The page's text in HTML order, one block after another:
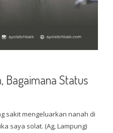
Bagaimana Status
sakit mengeluarkan nanah di
saya solat. (Ag, Lampung)